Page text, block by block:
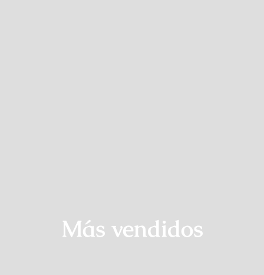
Más vendidos